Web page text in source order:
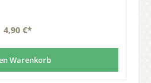
4,90 €*
Warenkorb